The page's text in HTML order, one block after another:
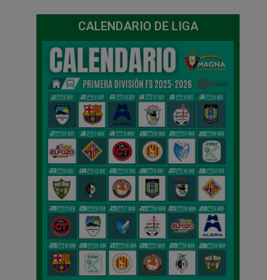
CALENDARIO DE LIGA